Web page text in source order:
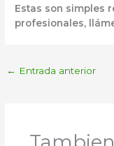
Estas son simples
profesionales,
← Entrada anterior